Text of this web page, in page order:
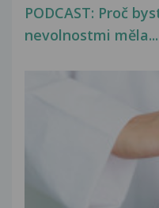
PODCAST: Proč
nevolnostmi měla...